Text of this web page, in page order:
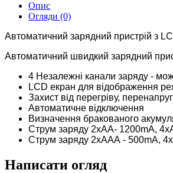
Опис
Огляди (0)
Автоматичний зарядний пристрій з
Автоматичний швидкий зарядний
4 Незалежні канали заряду -
LCD екран для відображення
Захист від перегріву,
Автоматичне відключення
Визначення бракованого
Струм заряду 2хАА- 1200mA,
Струм заряду 2хААА - 500mA,
Написати огляд